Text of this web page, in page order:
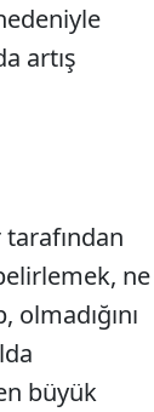
artış
ne
büyük